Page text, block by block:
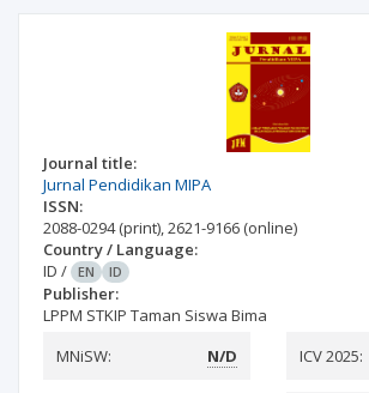
Journal title:
Jurnal Pendidikan MIPA
ISSN:
2088-0294(print),2621-9166 (online)
Country / Language:
ID / EN ID
Publisher:
LPPM STKIP Taman Siswa Bima
MNiSW:
N/D ICV 2025: